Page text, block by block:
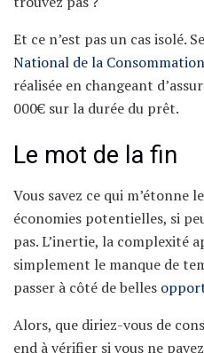
Et ce n’est pas un cas isolé.
National de la Consommation
réalisée en changeant
000€ sur la durée du prêt.
Le mot de la fin
Vous savez ce qui m’étonne
économies potentielles, si
pas. L’inertie, la complexité
simplement le manque de
passer à côté de belles
Alors, que diriez-vous de
end à vérifier si vous ne